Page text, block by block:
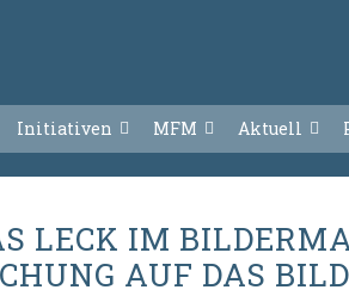
Initiativen MFM Aktuell
LECK IM
AUF DAS